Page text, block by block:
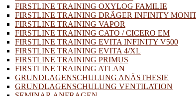
FIRSTLINE TRAINING OXYLOG FAMILIE
FIRSTLINE TRAINING DRÄGER INFINITY
FIRSTLINE TRAINING VAPOR
FIRSTLINE TRAINING CATO / CICERO EM
FIRSTLINE TRAINING EVITA INFINITY V500
FIRSTLINE TRAINING EVITA 4/XL
FIRSTLINE TRAINING PRIMUS
FIRSTLINE TRAINING ATLAN
GRUNDLAGENSCHULUNG ANÄSTHESIE
GRUNDLAGENSCHULUNG VENTILATION